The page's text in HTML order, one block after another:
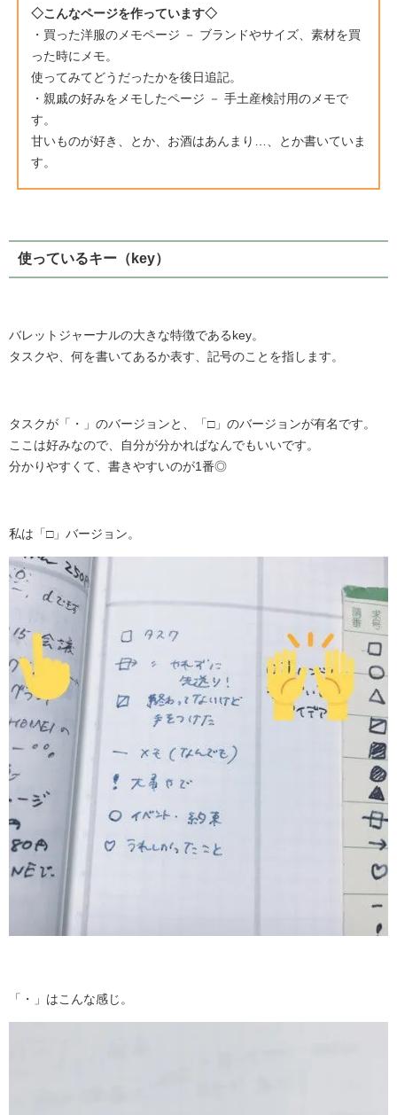
◇こんなページを作っています◇
・買った洋服のメモページ － ブランドやサイズ、素材を買
った時にメモ。
使ってみてどうだったかを後日追記。
・親戚の好みをメモしたページ － 手土産検討用のメモで
す。
甘いものが好き、とか、お酒はあんまり…、とか書いていま
す。
使っているキー（key）
バレットジャーナルの大きな特徴であるkey。
タスクや、何を書いてあるか表す、記号のことを指します。
タスクが「・」のバージョンと、「□」のバージョンが有名です。
ここは好みなので、自分が分かればなんでもいいです。
分かりやすくて、書きやすいのが1番◎
私は「□」バージョン。
「・」はこんな感じ。